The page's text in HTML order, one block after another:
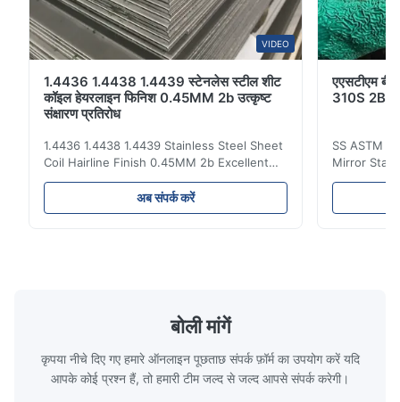
VIDEO
1.4436 1.4438 1.4439 स्टेनलेस स्टील शीट
कॉइल हेयरलाइन फिनिश 0.45MM 2b उत्कृष्ट
संक्षारण प्रतिरोध
1.4436 1.4438 1.4439 Stainless Steel Sheet
Coil Hairline Finish 0.45MM 2b Excellent
Corrosion Resistance Stainless steel is a
kind of material with brightness close to
mirror surface, tough and cold touch. It is a
अब संपर्क करें
एएसटीएम
310S 2B
SS ASTM
Mirror
Metal
Sheet
बोली मांगें
कृपया नीचे दिए गए हमारे ऑनलाइन पूछताछ संपर्क फ़ॉर्म का उपयोग करें यदि
आपके कोई प्रश्न हैं, तो हमारी टीम जल्द से जल्द आपसे संपर्क करेगी।